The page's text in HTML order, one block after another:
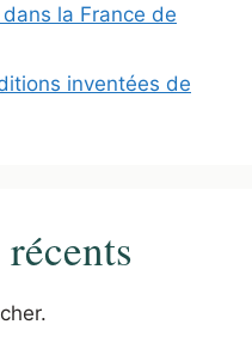
la France de
inventées de